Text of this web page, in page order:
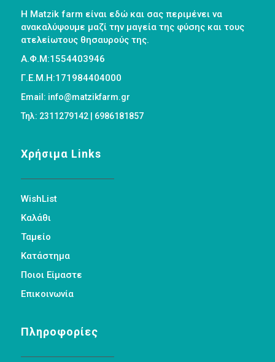
Η Matzik farm είναι εδώ και σας περιμένει να
ανακαλύψουμε μαζί την μαγεία της φύσης και τους
ατελείωτους θησαυρούς της.
Α.Φ.Μ:1554403946
Γ.Ε.Μ.Η:171984404000
Email: info@matzikfarm.gr
Τηλ: 2311279142 | 6986181857
Χρήσιμα Links
WishList
Καλάθι
Ταμείο
Κατάστημα
Ποιοι Είμαστε
Επικοινωνία
Πληροφορίες